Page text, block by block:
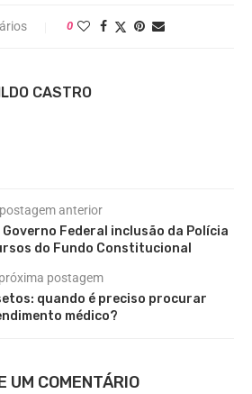
0
CASTRO
postagem anterior
Governo Federal inclusão da Polícia
do Fundo Constitucional
próxima postagem
quando é preciso procurar
médico?
UM COMENTÁRIO